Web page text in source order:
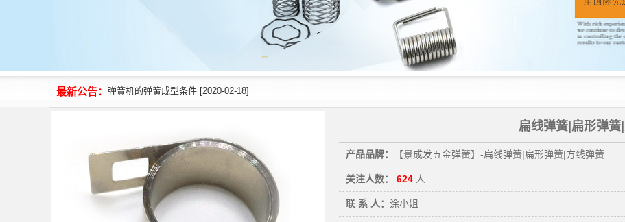
最新公告： 弹簧机的弹簧成型条件 [2020-02-18]
扁线弹簧|扁形弹簧
产品品牌： 【景成发五金弹簧】-扁线弹簧|扁形弹簧|方线弹簧
关注人数： 624 人
联 系 人： 涂小姐